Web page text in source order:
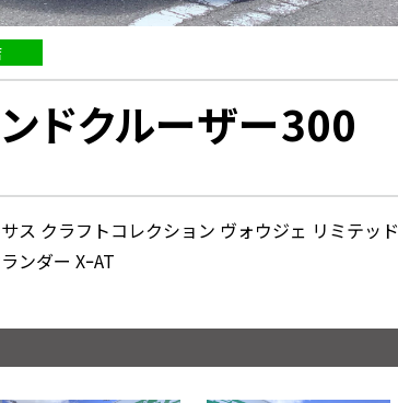
ドクルーザー300
ス クラフトコレクション ヴォウジェ リミテッド
ンダー XｰAT